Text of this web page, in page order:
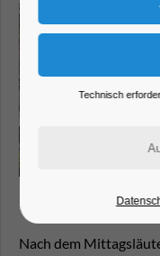
Nach dem
Technisch